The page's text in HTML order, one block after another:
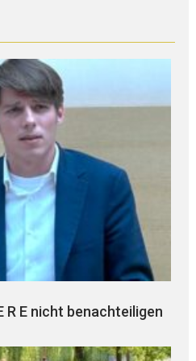
R E nicht benachteiligen